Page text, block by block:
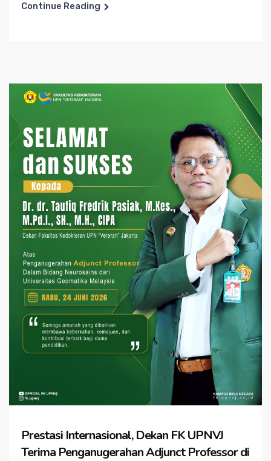
Continue Reading
Prestasi Internasional, Dekan FK UPNVJ
Terima Penganugerahan Adjunct Professor di